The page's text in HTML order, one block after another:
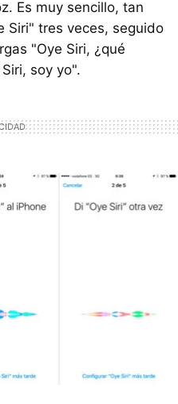
Es muy sencillo, tan
Siri" tres veces, seguido
"Oye Siri, ¿qué
soy yo".